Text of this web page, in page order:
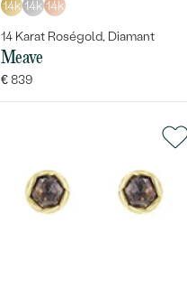
14k 14k 14k
14 Karat Roségold, Diamant
Meave
€ 839